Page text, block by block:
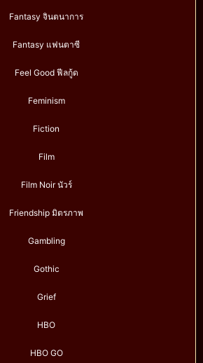
Fantasy จินตนาการ
Fantasy แฟนตาซี
Feel Good ฟีลกู้ด
Feminism
Fiction
Film
Film Noir นัวร์
Friendship มิตรภาพ
Gambling
Gothic
Grief
HBO
HBO GO